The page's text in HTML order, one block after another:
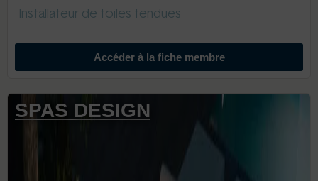
Installateur de toiles tendues
Accéder à la fiche membre
SPAS DESIGN